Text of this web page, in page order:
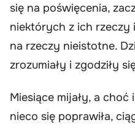
się na poświęcenia,
niektórych z ich
na rzeczy nieistotne.
zrozumiały i zgodziły
Miesiące mijały, a
nieco się poprawiła,